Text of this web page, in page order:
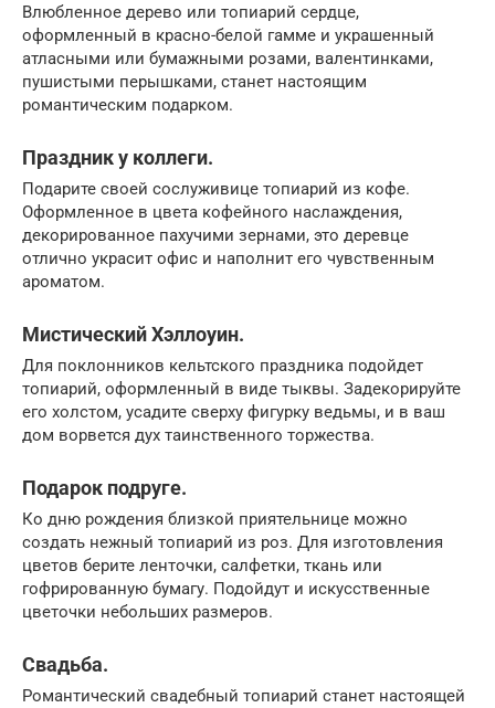
Влюбленное дерево или топиарий сердце,
оформленный в красно-белой гамме и украшенный
атласными или бумажными розами, валентинками,
пушистыми перышками, станет настоящим
романтическим подарком.
Праздник у коллеги.
Подарите своей сослуживице топиарий из кофе.
Оформленное в цвета кофейного наслаждения,
декорированное пахучими зернами, это деревце
отлично украсит офис и наполнит его чувственным
ароматом.
Мистический Хэллоуин.
Для поклонников кельтского праздника подойдет
топиарий, оформленный в виде тыквы. Задекорируйте
его холстом, усадите сверху фигурку ведьмы, и в ваш
дом ворвется дух таинственного торжества.
Подарок подруге.
Ко дню рождения близкой приятельнице можно
создать нежный топиарий из роз. Для изготовления
цветов берите ленточки, салфетки, ткань или
гофрированную бумагу. Подойдут и искусственные
цветочки небольших размеров.
Свадьба.
Романтический свадебный топиарий станет настоящей